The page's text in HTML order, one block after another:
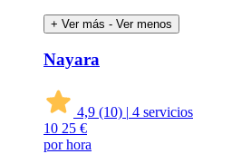
+ Ver más - Ver menos
Nayara
4,9 (10) | 4 servicios
10 25 €
por hora